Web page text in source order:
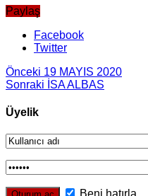
Paylaş
Facebook
Twitter
Önceki 19 MAYIS 2020
Sonraki İSA ALBAS
Üyelik